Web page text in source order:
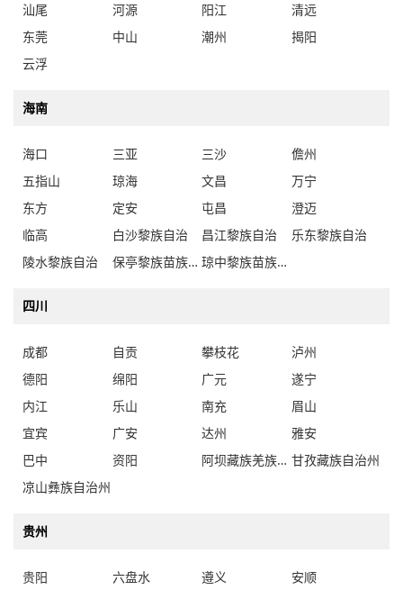
汕尾
河源 阳江
清远
东莞
中山 潮州
揭阳
云浮
海南
海口 三亚 三沙
儋州
五指山
琼海 文昌
万宁
东方
定安 屯昌
澄迈
临高
白沙黎族自治 昌江黎族自治
乐东黎族自治
陵水黎族自治
保亭黎族苗族自治 琼中黎族苗族自治
四川
成都 自贡 攀枝花
泸州
德阳
绵阳 广元
遂宁
内江
乐山 南充
眉山
宜宾
广安 达州
雅安
巴中
资阳 阿坝藏族羌族自治州 甘孜藏族自治州
凉山彝族自治州
贵州
贵阳 六盘水 遵义
安顺